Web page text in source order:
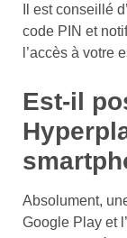
Il est conseillé
code PIN et
l’accès à votre
Est-il
Absolument,
Google Play et